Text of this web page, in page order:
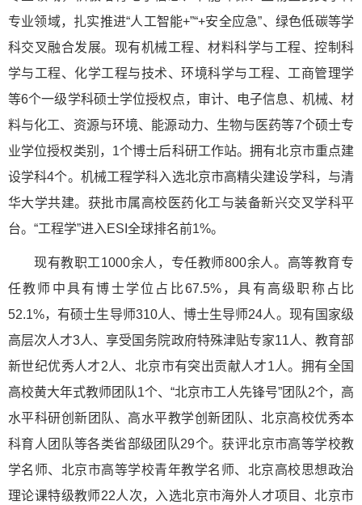
专业领域，扎实推进“人工智能+”“+安全应急”、绿色低碳等学
科交叉融合发展。现有机械工程、材料科学与工程、控制科
学与工程、化学工程与技术、环境科学与工程、工商管理学
等6个一级学科硕士学位授权点，审计、电子信息、机械、材
料与化工、资源与环境、能源动力、生物与医药等7个硕士专
业学位授权类别，1个博士后科研工作站。拥有北京市重点建
设学科4个。机械工程学科入选北京市高精尖建设学科，与清
华大学共建。获批市属高校医药化工与装备新兴交叉学科平
台。“工程学”进入ESI全球排名前1%。
现有教职工1000余人，专任教师800余人。高等教育专
任教师中具有博士学位占比67.5%，具有高级职称占比
52.1%，有硕士生导师310人、博士生导师24人。现有国家级
高层次人才3人、享受国务院政府特殊津贴专家11人、教育部
新世纪优秀人才2人、北京市有突出贡献人才1人。拥有全国
高校黄大年式教师团队1个、“北京市工人先锋号”团队2个，高
水平科研创新团队、高水平教学创新团队、北京高校优秀本
科育人团队等各类省部级团队29个。获评北京市高等学校教
学名师、北京市高等学校青年教学名师、北京高校思想政治
理论课特级教师22人次，入选北京市海外人才项目、北京市